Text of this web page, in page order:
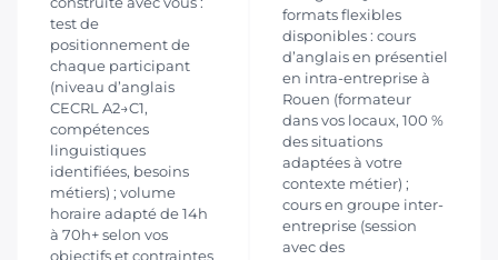
test de
positionnement de
chaque participant
(niveau d’anglais
CECRL A2→C1,
compétences
linguistiques
identifiées, besoins
métiers) ; volume
horaire adapté de 14h
à 70h+ selon vos
objectifs et contraintes
formats flexibles
disponibles : cours
d’anglais en présentiel
en intra-entreprise à
Rouen (formateur
dans vos locaux, 100 %
des situations
adaptées à votre
contexte métier) ;
cours en groupe inter-
entreprise (session
avec des